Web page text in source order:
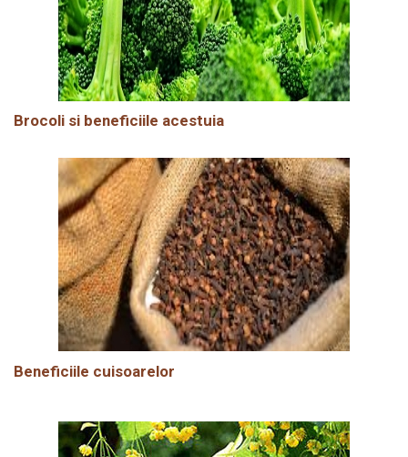
Brocoli si beneficiile acestuia
Beneficiile cuisoarelor